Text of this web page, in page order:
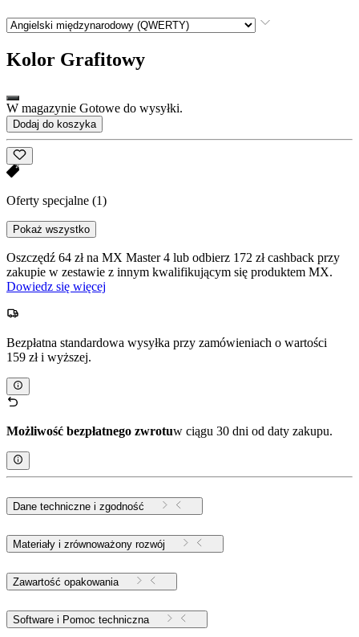
Kolor Grafitowy
W magazynie Gotowe do wysyłki.
Dodaj do koszyka
Oferty specjalne (1)
Pokaż wszystko
Oszczędź 64 zł na MX Master 4 lub odbierz 172 zł cashback przy
zakupie w zestawie z innym kwalifikującym się produktem MX.
Dowiedz się więcej
Bezpłatna standardowa wysyłka przy zamówieniach o wartości
159 zł i wyższej.
Możliwość bezpłatnego zwrotuw ciągu 30 dni od daty zakupu.
Dane techniczne i zgodność
Materiały i zrównoważony rozwój
Zawartość opakowania
Software i Pomoc techniczna